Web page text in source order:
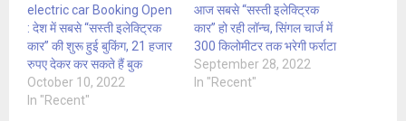
electric car Booking Open
: देश में सबसे “सस्ती इलेक्ट्रिक
कार” की शुरू हुई बुकिंग, 21 हजार
रुपए देकर कर सकते हैं बुक
October 10, 2022
In "Recent"
आज सबसे “सस्ती इलेक्ट्रिक
कार” हो रही लॉन्च, सिंगल चार्ज में
300 किलोमीटर तक भरेगी फर्राटा
September 28, 2022
In "Recent"